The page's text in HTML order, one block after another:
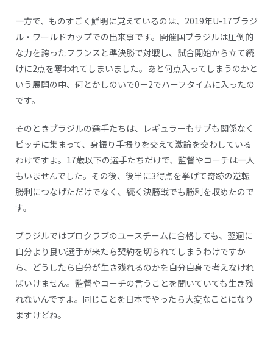
一方で、ものすごく鮮明に覚えているのは、2019年U-17ブラジ
ル・ワールドカップでの出来事です。開催国ブラジルは圧倒的
な力を誇ったフランスと準決勝で対戦し、試合開始から立て続
けに2点を奪われてしまいました。あと何点入ってしまうのかと
いう展開の中、何とかしのいで0－2でハーフタイムに入ったの
です。
そのときブラジルの選手たちは、レギュラーもサブも関係なく
ピッチに集まって、身振り手振りを交えて激論を交わしている
わけですよ。17歳以下の選手たちだけで、監督やコーチは一人
もいませんでした。その後、後半に3得点を挙げて奇跡の逆転
勝利につなげただけでなく、続く決勝戦でも勝利を収めたので
す。
ブラジルではプロクラブのユースチームに合格しても、翌週に
自分より良い選手が来たら契約を切られてしまうわけですか
ら、どうしたら自分が生き残れるのかを自分自身で考えなけれ
ばいけません。監督やコーチの言うことを聞いていても生き残
れないんですよ。同じことを日本でやったら大変なことになり
ますけどね。